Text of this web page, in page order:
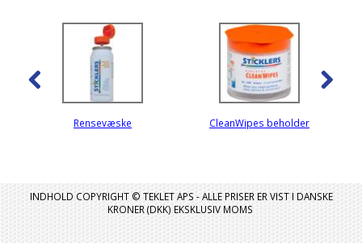
Rensevæske CleanWipes beholder
INDHOLD COPYRIGHT © TEKLET APS - ALLE PRISER ER VIST I DANSKE
KRONER (DKK) EKSKLUSIV MOMS